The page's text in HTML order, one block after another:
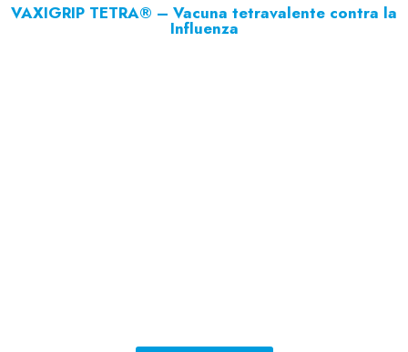
VAXIGRIP TETRA® – Vacuna tetravalente contra la
Influenza